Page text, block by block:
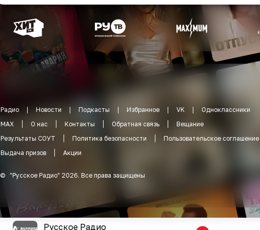
Радио Новости Подкасты Избранное VK
Одноклассники
MAX
О нас Контакты Обратная связь
Вещание
Результаты СОУТ
Политика безопасности
Пользовательское соглашение
Выдача призов
Акции
© "Русское Радио" 2026. Все права защищены
Русское Радио